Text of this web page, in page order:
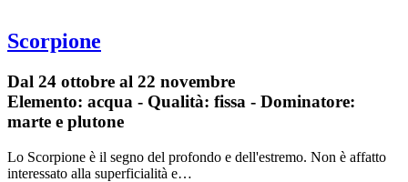
Scorpione
Dal 24 ottobre al 22 novembre
Elemento: acqua - Qualità: fissa - Dominatore:
marte e plutone
Lo Scorpione è il segno del profondo e dell'estremo. Non è affatto
interessato alla superficialità e…